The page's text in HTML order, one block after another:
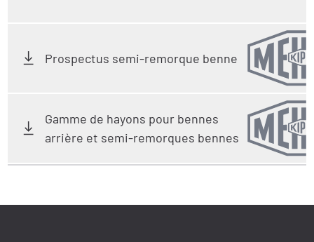
Prospectus semi-remorque benne
Gamme de hayons pour bennes
arrière et semi-remorques bennes